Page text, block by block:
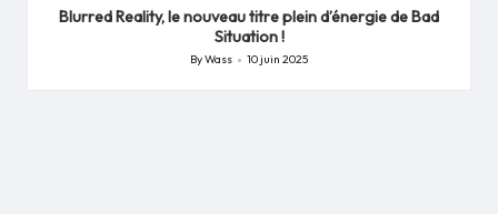
Blurred Reality, le nouveau titre plein d’énergie de Bad
Situation !
Posted
ByWass 10 juin 2025